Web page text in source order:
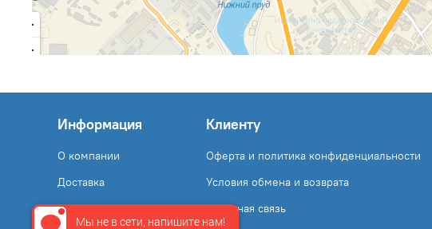
Информация
О компании
Доставка
Оплата
Клиенту
Оферта и политика конфиденциальности
Условия обмена и возврата
Обратная связь
Мы не в сети, напишите нам!